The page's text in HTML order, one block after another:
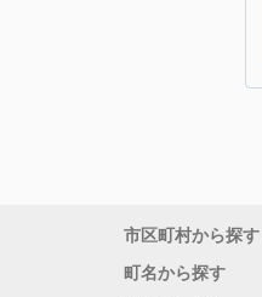
市区町村から探す
町名から探す